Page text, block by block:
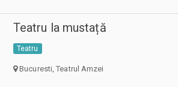
Teatru la mustață
Teatru
Bucuresti, Teatrul Amzei